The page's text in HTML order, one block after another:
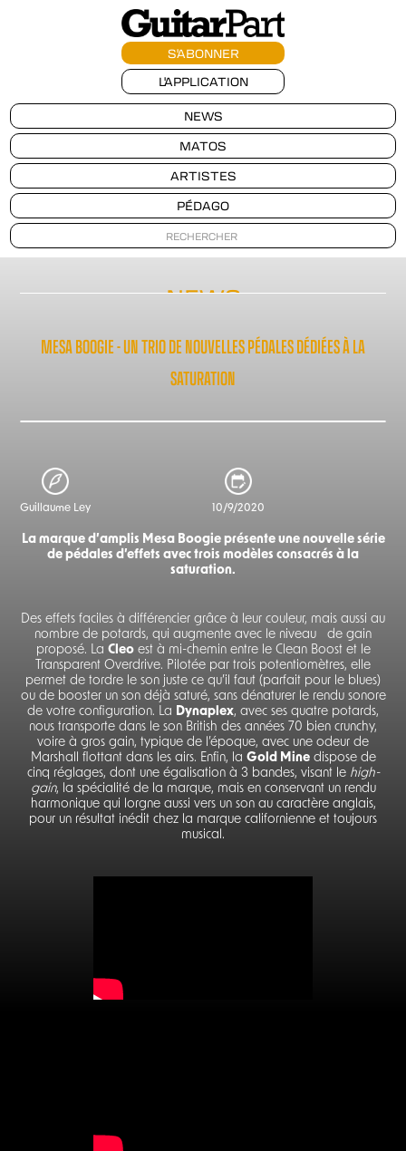
S'ABONNER
L'APPLICATION
NEWS
MATOS
ARTISTES
PÉDAGO
NEWS
MESA BOOGIE - UN TRIO DE NOUVELLES PÉDALES DÉDIÉES À LA
SATURATION
Guillaume Ley 10/9/2020
La marque d’amplis Mesa Boogie présente une nouvelle série
de pédales d’effets avec trois modèles consacrés à la
saturation.
Des effets faciles à différencier grâce à leur couleur, mais aussi au
nombre de potards, qui augmente avec le niveau de gain
proposé. La Cleoest à mi-chemin entre le Clean Boost et le
Transparent Overdrive. Pilotée par trois potentiomètres, elle
permet de tordre le son juste ce qu’il faut (parfait pour le blues)
ou de booster un son déjà saturé, sans dénaturer le rendu sonore
de votre configuration. La Dynaplex, avec ses quatre potards,
nous transporte dans le son British des années 70 bien crunchy,
voire à gros gain, typique de l’époque, avec une odeur de
Marshall flottant dans les airs. Enfin, la Gold Minedispose de
cinq réglages, dont une égalisation à 3 bandes, visant le high-
gain, la spécialité de la marque, mais en conservant un rendu
harmonique qui lorgne aussi vers un son au caractère anglais,
pour un résultat inédit chez la marque californienne et toujours
musical.